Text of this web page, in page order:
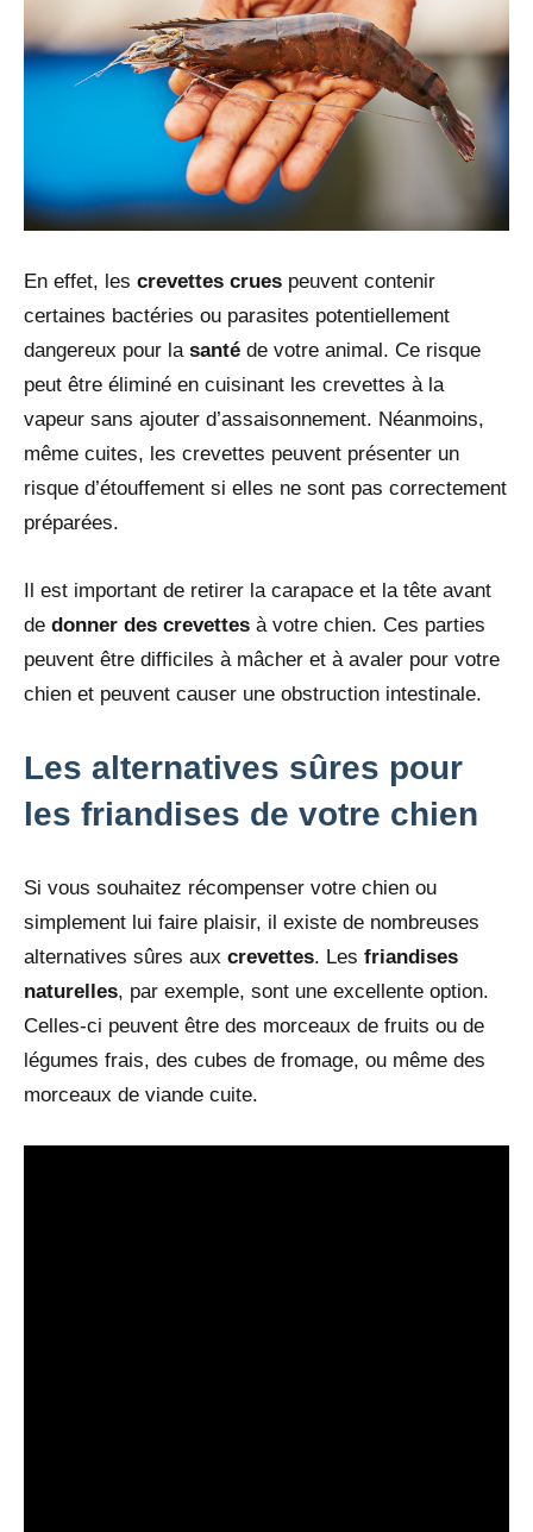
En effet, les crevettes crues peuvent contenir
certaines bactéries ou parasites potentiellement
dangereux pour la santé de votre animal. Ce risque
peut être éliminé en cuisinant les crevettes à la
vapeur sans ajouter d’assaisonnement. Néanmoins,
même cuites, les crevettes peuvent présenter un
risque d’étouffement si elles ne sont pas correctement
préparées.
Il est important de retirer la carapace et la tête avant
de donner des crevettes à votre chien. Ces parties
peuvent être difficiles à mâcher et à avaler pour votre
chien et peuvent causer une obstruction intestinale.
Les alternatives sûres pour
les friandises de votre chien
Si vous souhaitez récompenser votre chien ou
simplement lui faire plaisir, il existe de nombreuses
alternatives sûres aux crevettes. Les friandises
naturelles, par exemple, sont une excellente option.
Celles-ci peuvent être des morceaux de fruits ou de
légumes frais, des cubes de fromage, ou même des
morceaux de viande cuite.